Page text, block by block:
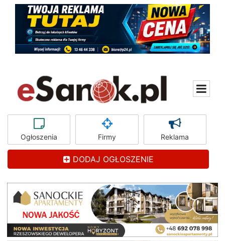
Ogłoszenia Firmy Reklama
DODAJ OGŁOSZENIE